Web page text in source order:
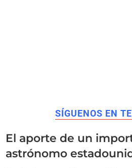
SÍGUENOS EN
El aporte de un
astrónomo